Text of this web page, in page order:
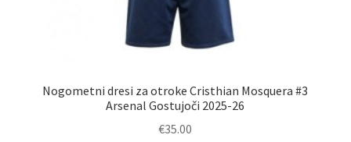
Nogometni dresi za otroke Cristhian Mosquera #3
Arsenal Gostujoči 2025-26
€35.00